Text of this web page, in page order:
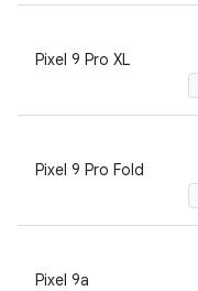
Pixel 9 Pro XL
Pixel 9 Pro Fold
Pixel 9a